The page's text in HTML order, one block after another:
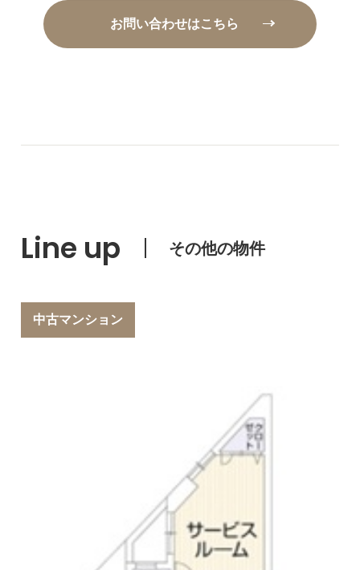
お問い合わせはこちら
Line up その他の物件
中古マンション